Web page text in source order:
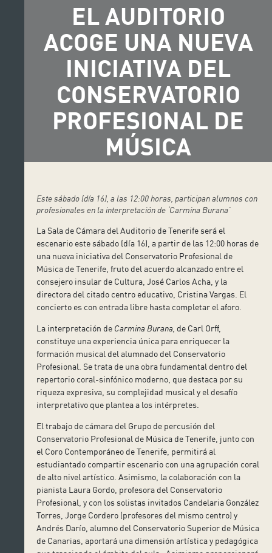
EL AUDITORIO
ACOGE UNA NUEVA
INICIATIVA DEL
CONSERVATORIO
PROFESIONAL DE
MÚSICA
Este sábado (día 16), a las 12:00 horas, participan alumnos con
profesionales en la interpretación de ‘Carmina Burana’
La Sala de Cámara del Auditorio de Tenerife será el
escenario este sábado (día 16), a partir de las 12:00 horas de
una nueva iniciativa del Conservatorio Profesional de
Música de Tenerife, fruto del acuerdo alcanzado entre el
consejero insular de Cultura, José Carlos Acha, y la
directora del citado centro educativo, Cristina Vargas. El
concierto es con entrada libre hasta completar el aforo.
La interpretación de Carmina Burana, de Carl Orff,
constituye una experiencia única para enriquecer la
formación musical del alumnado del Conservatorio
Profesional. Se trata de una obra fundamental dentro del
repertorio coral-sinfónico moderno, que destaca por su
riqueza expresiva, su complejidad musical y el desafío
interpretativo que plantea a los intérpretes.
El trabajo de cámara del Grupo de percusión del
Conservatorio Profesional de Música de Tenerife, junto con
el Coro Contemporáneo de Tenerife, permitirá al
estudiantado compartir escenario con una agrupación coral
de alto nivel artístico. Asimismo, la colaboración con la
pianista Laura Gordo, profesora del Conservatorio
Profesional, y con los solistas invitados Candelaria González
Torres, Jorge Cordero (profesores del mismo centro) y
Andrés Darío, alumno del Conservatorio Superior de Música
de Canarias, aportará una dimensión artística y pedagógica